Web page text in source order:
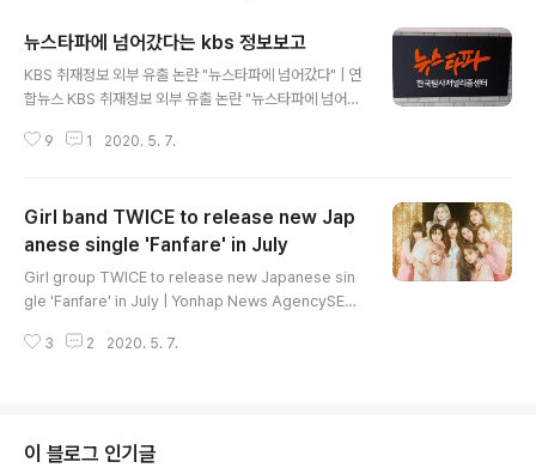
뉴스타파에 넘어갔다는 kbs 정보보고
KBS 취재정보 외부 유출 논란 "뉴스타파에 넘어갔다" | 연
합뉴스 KBS 취재정보 외부 유출 논란 "뉴스타파에 넘어갔
1) www.yna.co.kr 기사에서는 '내부보고'라는 표현을 썼
뉴스는 완성품에 지나지 않지만, 그것을 생산하는 무수한
과정이 농축해 있음은 무론毋論이다. 출발 역시 여러 과정
지는 파장이 있고, 해당 기자 혹은 그들을 감독하는 자리에
있는 사람이 술자리 같은 데서 물어오는 정보가 바탕이 되
기도 한다. 나아가 한국언론계 고질로 통하기도 하지만, 이
9 1 2020. 5. 7.
Girl band TWICE to release new Jap
anese single 'Fanfare' in July
Girl group TWICE to release new Japanese sin
gle 'Fanfare' in July | Yonhap News AgencySEO
will release a new Japanese single, "F...en.yna.c
TWICE will release a new Japanese single, "Fan
fare," in July, with the aim of m..
3 2 2020. 5. 7.
이 블로그 인기글